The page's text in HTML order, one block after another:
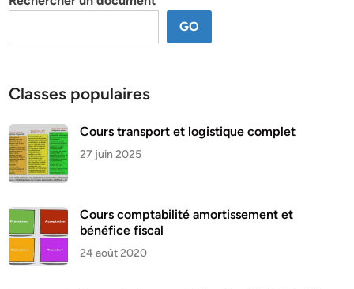
GO
Classes populaires
Cours transport et logistique complet
27 juin 2025
Cours comptabilité amortissement et
bénéfice fiscal
24 août 2020